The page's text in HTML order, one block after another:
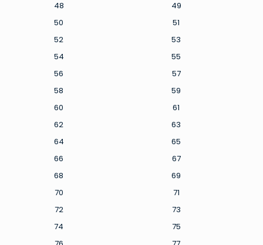
48
49
50
51
52
53
54
55
56
57
58
59
60
61
62
63
64
65
66
67
68
69
70
71
72
73
74
75